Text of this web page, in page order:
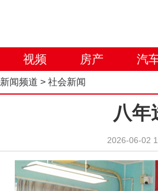
视频 房产 汽
新闻频道 > 社会新闻
八年
2026-06-02